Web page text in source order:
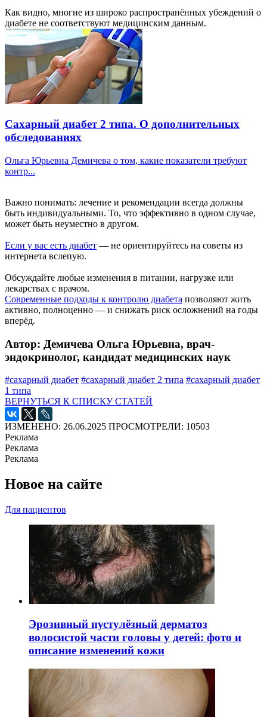
Как видно, многие из широко распространённых убеждений о
диабете не соответствуют медицинским данным.
Сахарный диабет 2 типа. О дополнительных
обследованиях
Ольга Юрьевна Демичева о том, какие показатели требуют
контр...
Важно понимать: лечение и рекомендации всегда должны
быть индивидуальными. То, что эффективно в одном случае,
может быть неуместно в другом.
Если у вас есть диабет — не ориентируйтесь на советы из
интернета вслепую.
Обсуждайте любые изменения в питании, нагрузке или
лекарствах с врачом.
Современные подходы к контролю диабета позволяют жить
активно, полноценно — и снижать риск осложнений на годы
вперёд.
Автор: Демичева Ольга Юрьевна, врач-
эндокринолог, кандидат медицинских наук
#сахарный диабет #сахарный диабет 2 типа #сахарный диабет
1 типа
ВЕРНУТЬСЯ К СПИСКУ СТАТЕЙ
ИЗМЕНЕНО: 26.06.2025 ПРОСМОТРЕЛИ: 10503
Реклама
Реклама
Реклама
Новое на сайте
Для пациентов
Эрозивный пустулёзный дерматоз
волосистой части головы у детей: фото и
описание изменений кожи